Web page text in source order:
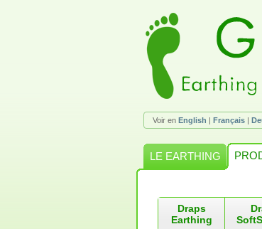
Voir en English | Français |
LE EARTHING
Draps
Earthing